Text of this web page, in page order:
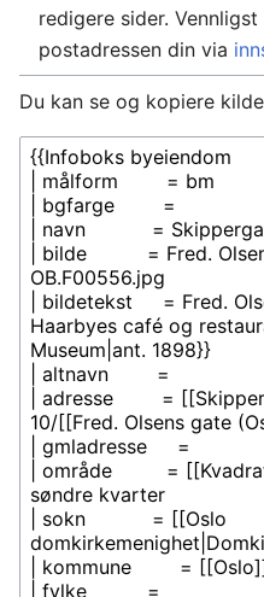
redigere sider.
postadressen din via
Du kan se og kopiere